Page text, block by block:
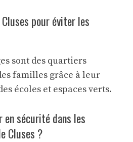
pour éviter les
sont des quartiers
familles grâce à leur
écoles et espaces verts.
en sécurité dans les
Cluses ?